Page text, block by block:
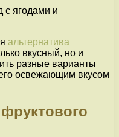
с ягодами и
альтернатива
вкусный, но и
разные варианты
освежающим вкусом